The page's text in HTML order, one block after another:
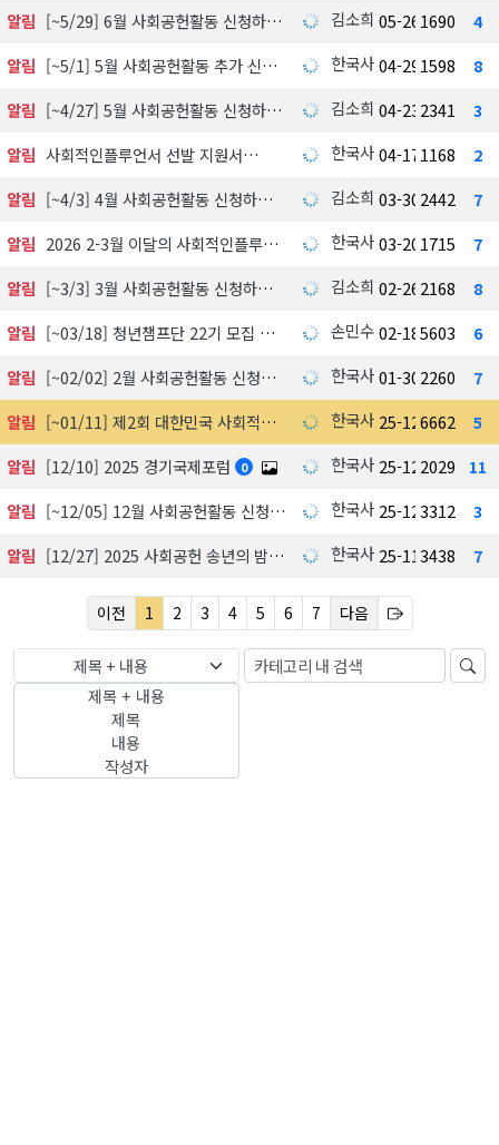
알림
[~5/29] 6월 사회공헌활동 신청하기 김소희 05-26 1690
4
알림
[~5/1] 5월 사회공헌활동 추가 신청하기 한국사회공헌협회
04-29 1598
8
알림
[~4/27] 5월 사회공헌활동 신청하기 김소희 04-23 2341
3
알림
사회적인플루언서 선발 지원서 한국사회공헌협회
04-17 1168
2
알림
[~4/3] 4월 사회공헌활동 신청하기 김소희 03-30 2442
7
알림
2026 2-3월 이달의 사회적인플루언서 선정 발표 한국사회공헌협회
03-20 1715
7
알림
[~3/3] 3월 사회공헌활동 신청하기 김소희 02-26 2168
8
알림
[~03/18] 청년챔프단 22기 모집 中 손민수02-18 5603
6
알림
[~02/02] 2월 사회공헌활동 신청하기 한국사회공헌협회
01-30 2260
7
알림
[~01/11] 제2회 대한민국 사회적가치 시상식 수상 후보자 공모 및 심사 한국사회공헌협회
25-12-18
6662
5
알림 [12/10] 2025 경기국제포럼 0 한국사회공헌협회
25-12-03
2029
11
알림
[~12/05] 12월 사회공헌활동 신청하기 한국사회공헌협회
25-12-01
3312
3
알림
[12/27] 2025 사회공헌 송년의 밤, 포틀락파티 한국사회공헌협회
25-11-18
3438 7
이전 1 2 3 4 5 6 7 다음
제목 + 내용
제목 + 내용
제목
내용
작성자